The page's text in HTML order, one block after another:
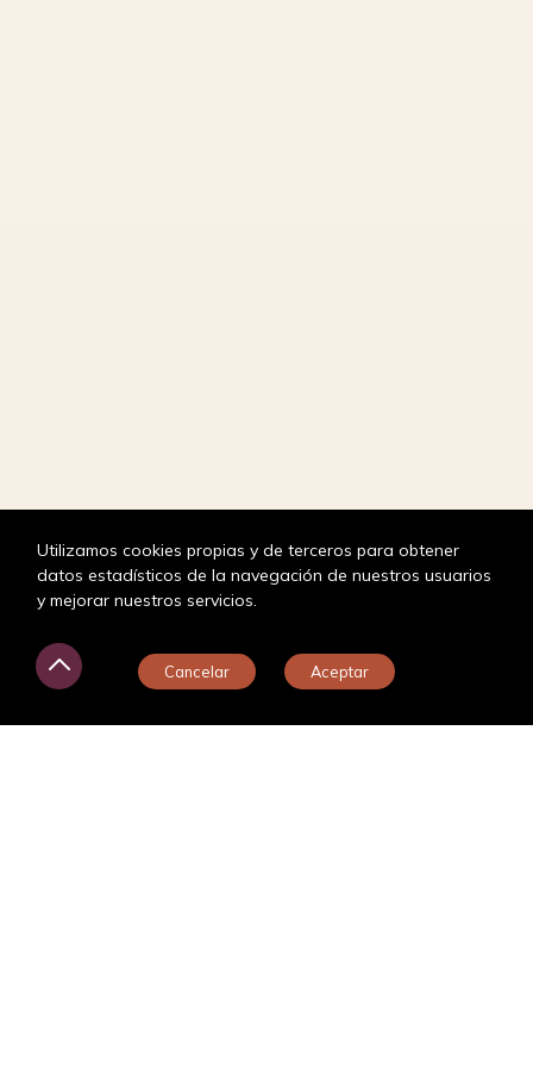
Utilizamos cookies propias y de terceros para obtener
datos estadísticos de la navegación de nuestros usuarios
y mejorar nuestros servicios.
Cancelar Aceptar